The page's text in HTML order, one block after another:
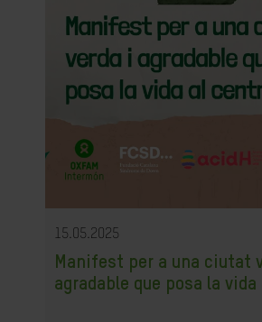
15.05.2025
Manifest per a una ciutat
agradable que posa la